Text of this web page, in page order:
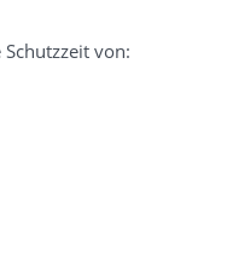
von: